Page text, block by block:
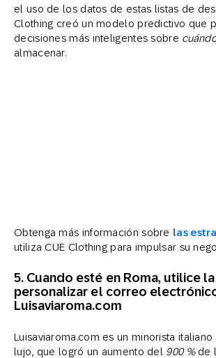
el uso de los datos de estas listas de
Clothing creó un modelo predictivo que
decisiones más inteligentes sobre
almacenar.
Obtenga más información sobre las
utiliza CUE Clothing para impulsar su
5. Cuando esté en Roma, utilice la
personalizar el correo
Luisaviaroma.com
Luisaviaroma.com es un minorista
lujo, que logró un aumento del 900 %de